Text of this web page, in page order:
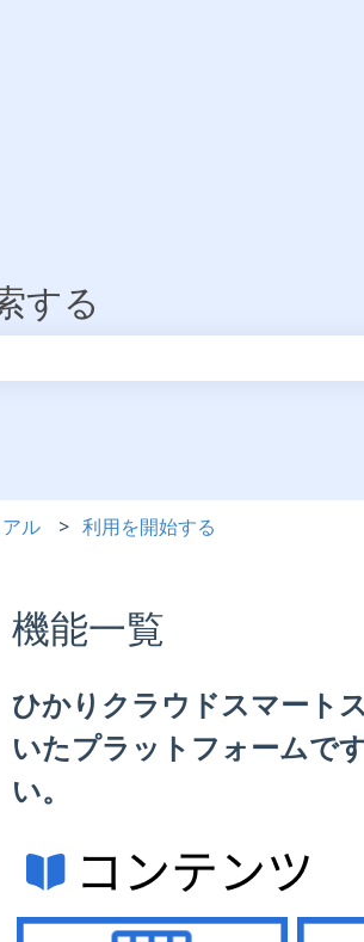
する
ル 利用を開始する
機能一覧
ひかりクラウドスマート
いたプラットフォームで
い。